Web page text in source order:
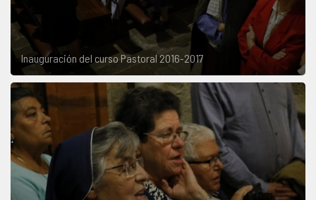
Inauguración del curso Pastoral 2016-2017